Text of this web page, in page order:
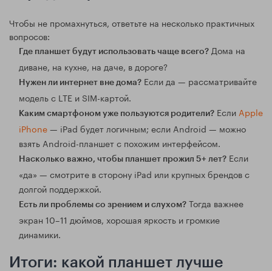
Чтобы не промахнуться, ответьте на несколько практичных
вопросов:
Где планшет будут использовать чаще всего? Дома на
диване, на кухне, на даче, в дороге?
Нужен ли интернет вне дома? Если да — рассматривайте
модель с LTE и SIM-картой.
Каким смартфоном уже пользуются родители? Если Apple
iPhone— iPad будет логичным; если Android — можно
взять Android-планшет с похожим интерфейсом.
Насколько важно, чтобы планшет прожил 5+ лет? Если
«да» — смотрите в сторону iPad или крупных брендов с
долгой поддержкой.
Есть ли проблемы со зрением и слухом? Тогда важнее
экран 10–11 дюймов, хорошая яркость и громкие
динамики.
Итоги: какой планшет лучше